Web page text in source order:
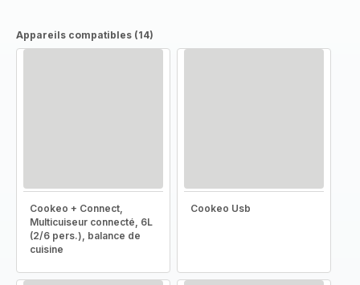
Appareils compatibles (14)
Cookeo + Connect,
Multicuiseur connecté, 6L
(2/6 pers.), balance de
cuisine
Cookeo Usb